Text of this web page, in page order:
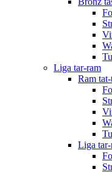
Liga tar-ram
Ram
Liga